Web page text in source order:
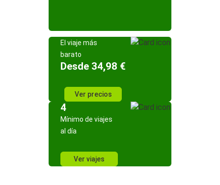
El viaje más
barato
Desde 34,98 €
Ver precios
4
Mínimo de viajes
al día
Ver viajes